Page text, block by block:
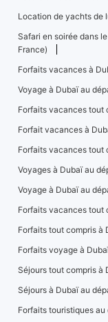
Location de yachts de
Safari en soirée dans
France)
Forfaits vacances à
Voyage à Dubaï au
Forfaits vacances tout
Forfait vacances à
Forfaits vacances tout
Voyages à Dubaï au
Voyage à Dubaï au
Forfaits vacances tout
Forfaits tout compris à
Forfaits voyage à
Séjours tout compris à
Séjours à Dubaï au
Forfaits touristiques